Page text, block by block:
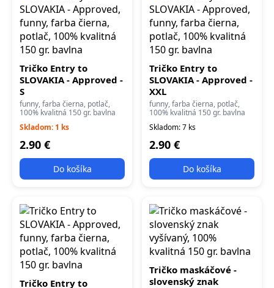
Tričko Entry to
SLOVAKIA - Approved -
S
funny, farba čierna, potlač,
100% kvalitná 150 gr. bavlna
Skladom: 1 ks
2.90 €
Do košíka
Tričko Entry to
SLOVAKIA - Approved -
XXL
funny, farba čierna, potlač,
100% kvalitná 150 gr. bavlna
Skladom: 7 ks
2.90 €
Do košíka
Tričko Entry to
Tričko maskáčové -
slovenský znak